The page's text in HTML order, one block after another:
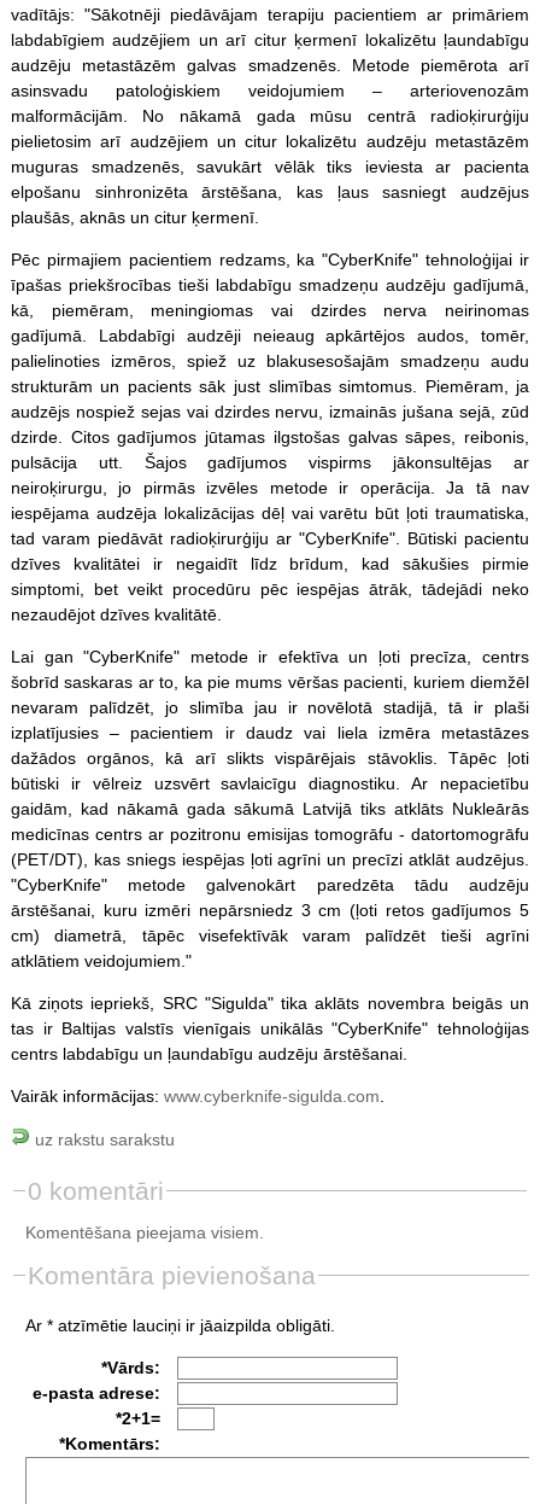
vadītājs: "Sākotnēji piedāvājam terapiju pacientiem ar primāriem
labdabīgiem audzējiem un arī citur ķermenī lokalizētu ļaundabīgu
audzēju metastāzēm galvas smadzenēs. Metode piemērota arī
asinsvadu patoloģiskiem veidojumiem – arteriovenozām
malformācijām. No nākamā gada mūsu centrā radioķirurģiju
pielietosim arī audzējiem un citur lokalizētu audzēju metastāzēm
muguras smadzenēs, savukārt vēlāk tiks ieviesta ar pacienta
elpošanu sinhronizēta ārstēšana, kas ļaus sasniegt audzējus
plaušās, aknās un citur ķermenī.
Pēc pirmajiem pacientiem redzams, ka "CyberKnife" tehnoloģijai ir
īpašas priekšrocības tieši labdabīgu smadzeņu audzēju gadījumā,
kā, piemēram, meningiomas vai dzirdes nerva neirinomas
gadījumā. Labdabīgi audzēji neieaug apkārtējos audos, tomēr,
palielinoties izmēros, spiež uz blakusesošajām smadzeņu audu
strukturām un pacients sāk just slimības simtomus. Piemēram, ja
audzējs nospiež sejas vai dzirdes nervu, izmainās jušana sejā, zūd
dzirde. Citos gadījumos jūtamas ilgstošas galvas sāpes, reibonis,
pulsācija utt. Šajos gadījumos vispirms jākonsultējas ar
neiroķirurgu, jo pirmās izvēles metode ir operācija. Ja tā nav
iespējama audzēja lokalizācijas dēļ vai varētu būt ļoti traumatiska,
tad varam piedāvāt radioķirurģiju ar "CyberKnife". Būtiski pacientu
dzīves kvalitātei ir negaidīt līdz brīdum, kad sākušies pirmie
simptomi, bet veikt procedūru pēc iespējas ātrāk, tādejādi neko
nezaudējot dzīves kvalitātē.
Lai gan "CyberKnife" metode ir efektīva un ļoti precīza, centrs
šobrīd saskaras ar to, ka pie mums vēršas pacienti, kuriem diemžēl
nevaram palīdzēt, jo slimība jau ir novēlotā stadijā, tā ir plaši
izplatījusies – pacientiem ir daudz vai liela izmēra metastāzes
dažādos orgānos, kā arī slikts vispārējais stāvoklis. Tāpēc ļoti
būtiski ir vēlreiz uzsvērt savlaicīgu diagnostiku. Ar nepacietību
gaidām, kad nākamā gada sākumā Latvijā tiks atklāts Nukleārās
medicīnas centrs ar pozitronu emisijas tomogrāfu - datortomogrāfu
(PET/DT), kas sniegs iespējas ļoti agrīni un precīzi atklāt audzējus.
"CyberKnife" metode galvenokārt paredzēta tādu audzēju
ārstēšanai, kuru izmēri nepārsniedz 3 cm (ļoti retos gadījumos 5
cm) diametrā, tāpēc visefektīvāk varam palīdzēt tieši agrīni
atklātiem veidojumiem."
Kā ziņots iepriekš, SRC "Sigulda" tika aklāts novembra beigās un
tas ir Baltijas valstīs vienīgais unikālās "CyberKnife" tehnoloģijas
centrs labdabīgu un ļaundabīgu audzēju ārstēšanai.
Vairāk informācijas: www.cyberknife-sigulda.com
uz rakstu sarakstu
0 komentāri
Komentēšana pieejama visiem.
Komentāra pievienošana
Ar * atzīmētie lauciņi ir jāaizpilda obligāti.
*Vārds:
e-pasta adrese:
*2+1=
*Komentārs: